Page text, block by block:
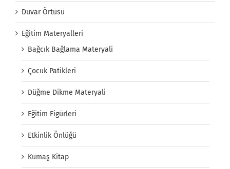
Duvar Örtüsü
Eğitim Materyalleri
Bağcık Bağlama Materyali
Çocuk Patikleri
Düğme Dikme Materyali
Eğitim Figürleri
Etkinlik Önlüğü
Kumaş Kitap